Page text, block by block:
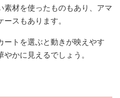
素材を使ったものもあり、アマ
スもあります。
ートを選ぶと動きが映えやす
かに見えるでしょう。